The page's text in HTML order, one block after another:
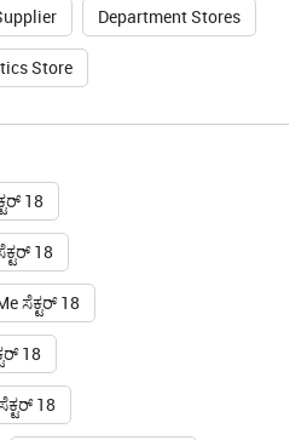
Department Stores
Store
18
18
ಸೆಕ್ಟರ್ 18
18
18